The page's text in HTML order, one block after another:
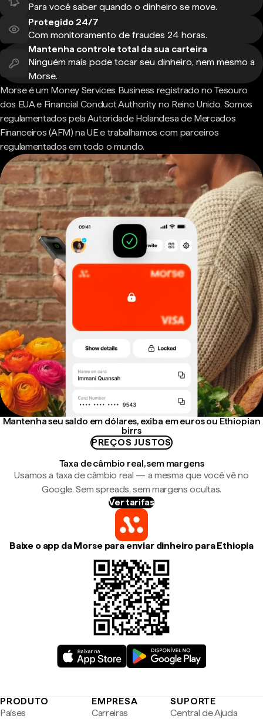
Para você saber quando o dinheiro se move.
Protegido 24/7
Com monitoramento de fraudes 24 horas.
Mantenha controle total da sua carteira
Ninguém mais pode tocar seu dinheiro, nem mesmo a
Morse.
Morse é um Money Services Business registrado no Tesouro
dos EUA e Financial Conduct Authority no Reino Unido. Somos
regulamentados pela Autoridade Holandesa de Mercados
Financeiros (AFM) na UE e trabalhamos com parceiros
regulamentados em todo o mundo.
Mantenha seu saldo em dólares, exiba em euros ou Ethiopian
birrs
PREÇOS JUSTOS
Taxa de câmbio real, sem margens
Usamos a taxa de câmbio real — a mesma que você vê no
Google. Sem spreads, sem margens ocultas.
Ver tarifas
Baixe o app da Morse para enviar dinheiro para Ethiopia
PRODUTO
Países
EMPRESA
Carreiras
SUPORTE
Central de Ajuda